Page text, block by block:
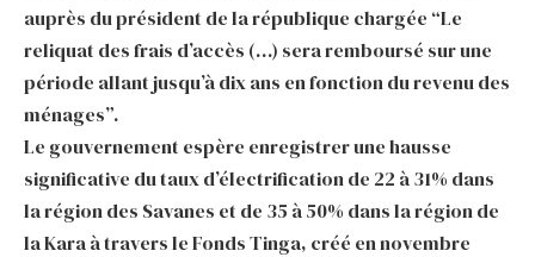
auprès du président de la république chargée “Le
reliquat des frais d’accès (…) sera remboursé sur une
période allant jusqu’à dix ans en fonction du revenu des
ménages”.
Le gouvernement espère enregistrer une hausse
significative du taux d’électrification de 22 à 31% dans
la région des Savanes et de 35 à 50% dans la région de
la Kara à travers le Fonds Tinga, créé en novembre